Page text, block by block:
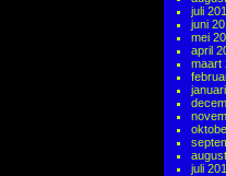
juli
juni
mei
april
maart
juli